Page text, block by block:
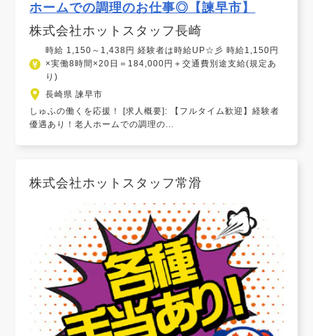
ホームでの調理のお仕事◎【諫早市】
株式会社ホットスタッフ長崎
時給 1,150～1,438円 経験者は時給UP☆彡 時給1,150円
×実働8時間×20日＝184,000円＋交通費別途支給(規定あ
り)
長崎県 諫早市
しゅふの働くを応援！ [求人概要]: 【フルタイム歓迎】経験者
優遇あり！老人ホームでの調理の...
株式会社ホットスタッフ常滑